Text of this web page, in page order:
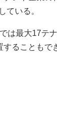
ている。
は最大17テ
ることもで